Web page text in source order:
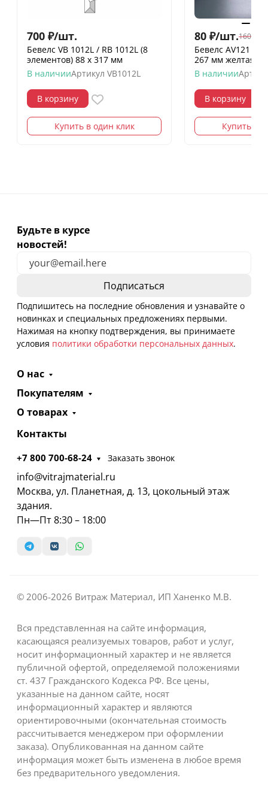
700 ₽/шт.
Бевелс VB 1012L / RB 1012L (8
элементов) 88 х 317 мм
В наличииАртикул VB1012L
В корзину
Купить в один клик
80 ₽/шт.160
Бевелс AV121
267 мм желтая
В наличии
В корзину
Купить в
Будьте в курсе
новостей!
Подпишитесь на последние обновления и узнавайте о
новинках и специальных предложениях первыми.
Нажимая на кнопку подтверждения, вы принимаете
условия политики обработки персональных данных.
О нас
Покупателям
О товарах
Контакты
+7 800 700-68-24 Заказать звонок
info@vitrajmaterial.ru
Москва, ул. Планетная, д. 13, цокольный этаж
здания.
Пн—Пт 8:30 – 18:00
© 2006-2026 Витраж Материал, ИП Ханенко М.В.
Вся представленная на сайте информация,
касающаяся реализуемых товаров, работ и услуг,
носит информационный характер и не является
публичной офертой, определяемой положениями
ст. 437 Гражданского Кодекса РФ. Все цены,
указанные на данном сайте, носят
информационный характер и являются
ориентировочными (окончательная стоимость
рассчитывается менеджером при оформлении
заказа). Опубликованная на данном сайте
информация может быть изменена в любое время
без предварительного уведомления.